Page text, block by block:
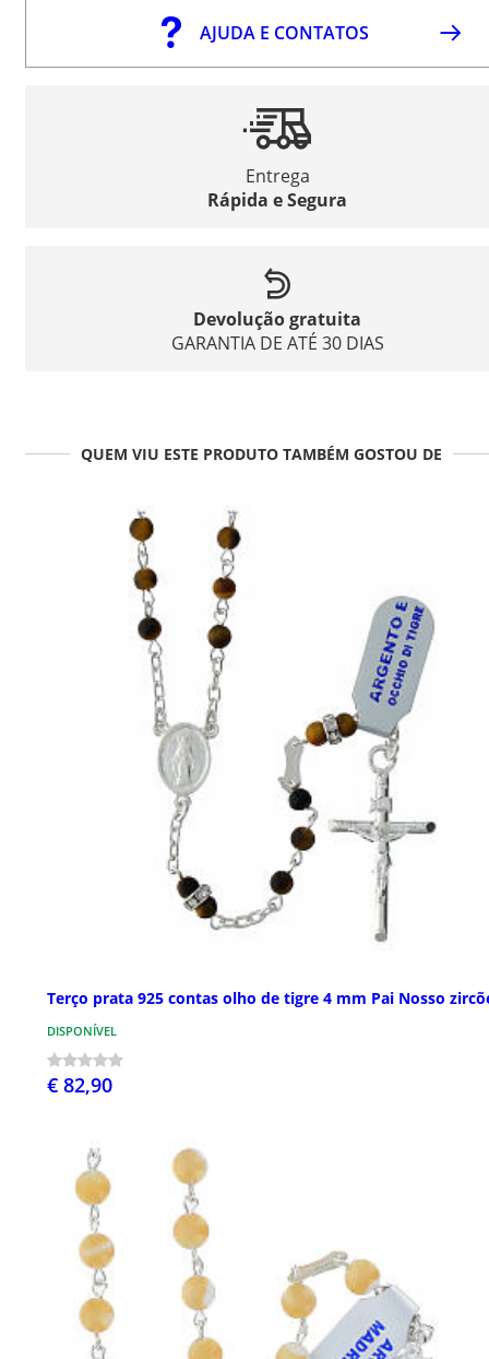
AJUDA E CONTATOS
Entrega
Rápida e Segura
Devolução gratuita
GARANTIA DE ATÉ 30 DIAS
QUEM VIU ESTE PRODUTO TAMBÉM GOSTOU DE
Terço prata 925 contas olho de tigre 4 mm Pai Nosso
DISPONÍVEL
€ 82,90